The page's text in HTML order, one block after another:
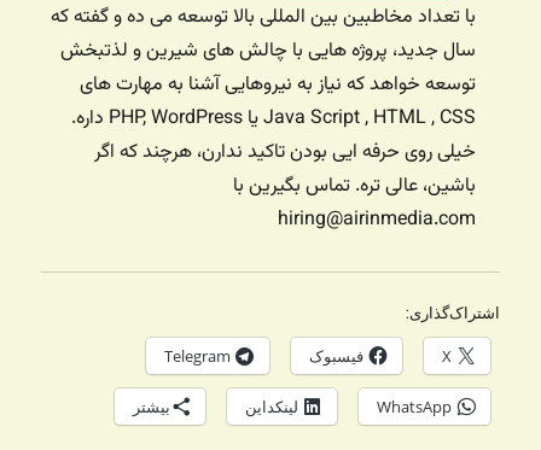
با تعداد مخاطبین بین المللی بالا توسعه می ده و گفته که
سال جدید، پروژه هایی با چالش های شیرین و لذتبخش
توسعه خواهد که نیاز به نیروهایی آشنا به مهارت های
Java Script , HTML , CSS یا PHP, WordPress داره.
خیلی روی حرفه ایی بودن تاکید ندارن، هرچند که اگر
باشین، عالی تره. تماس بگیرین با
hiring@airinmedia.com
اشتراک‌گذاری:
X فیسبوک Telegram
WhatsApp لینکداین بیشتر